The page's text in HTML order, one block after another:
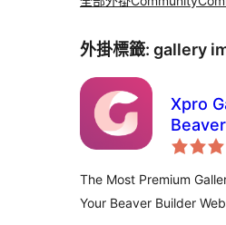
外掛標籤: gallery
Xpro
Lite
The Most Premium
Your Beaver Builder